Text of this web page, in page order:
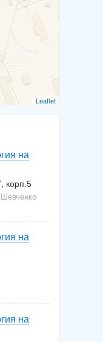
Leaflet
на
корп.5
на
на